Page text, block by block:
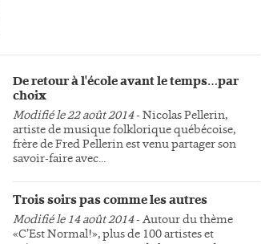
De retour à l'école avant le temps…par
choix
Modifié le 22 août 2014- Nicolas Pellerin,
artiste de musique folklorique québécoise,
frère de Fred Pellerin est venu partager son
savoir-faire avec...
Trois soirs pas comme les autres
Modifié le 14 août 2014- Autour du thème
«C’Est Normal!», plus de 100 artistes et